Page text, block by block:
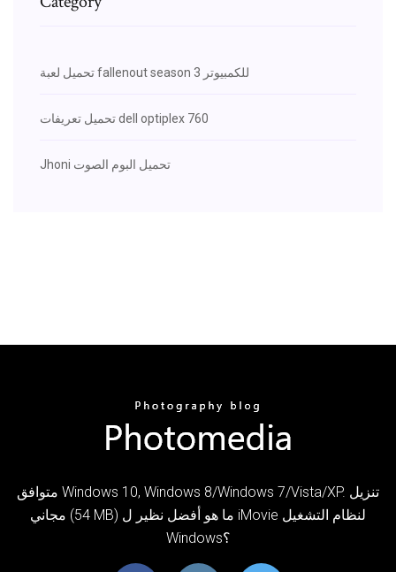
تحميل لعبة fallenout season 3 للكمبيوتر
تحميل تعريفات dell optiplex 760
Jhoni تحميل البوم الصوت
متوافق Windows 10, Windows 8/Windows 7/Vista/XP. تنزيل
مجاني (54 MB) ما هو أفضل نظير ل iMovie لنظام التشغيل
Windows؟